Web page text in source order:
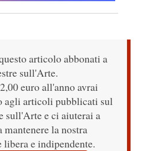
articolo abbonati a
sull'Arte.
euro all'anno avrai
agli articoli pubblicati sul
sull'Arte e ci aiuterai a
mantenere la nostra
e indipendente.